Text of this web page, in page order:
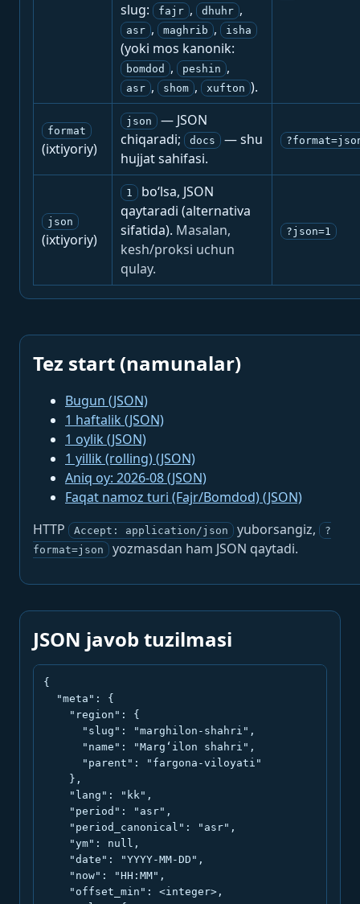
slug:
fajr , dhuhr ,
asr , maghrib , isha
(yoki mos kanonik:
bomdod , peshin ,
asr , shom , xufton ).
format
(ixtiyoriy)
json
— JSON
chiqaradi;
docs
— shu
hujjat sahifasi.
json
(ixtiyoriy)
1
bo‘lsa, JSON
qaytaradi (alternativa
sifatida). Masalan,
kesh/proksi uchun
qulay.
?json=1
Tez start (namunalar)
Bugun (JSON)
1 haftalik (JSON)
1 oylik (JSON)
1 yillik (rolling) (JSON)
Aniq oy: 2026-08 (JSON)
Faqat namoz turi (Fajr/Bomdod) (JSON)
HTTP
Accept: application/json yuborsangiz,
?
format=json
yozmasdan ham JSON qaytadi.
JSON javob tuzilmasi
{
  "meta": {
    "region": {
      "slug": "marghilon-shahri",
      "name": "Marg‘ilon shahri",
      "parent": "fargona-viloyati"
    },
    "lang": "kk",
    "period": "asr",
    "period_canonical": "asr",
    "ym": null,
    "date": "YYYY-MM-DD",
    "now": "HH:MM",
    "offset_min": <integer>,